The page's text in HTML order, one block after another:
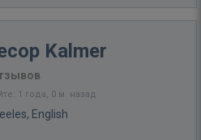
Kalmer
1 года, 0 м. назад
English